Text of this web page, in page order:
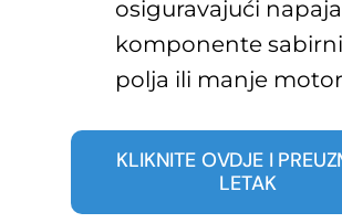
osiguravajući
komponente
polja ili manje
KLIKNITE OVDJE I
LETAK